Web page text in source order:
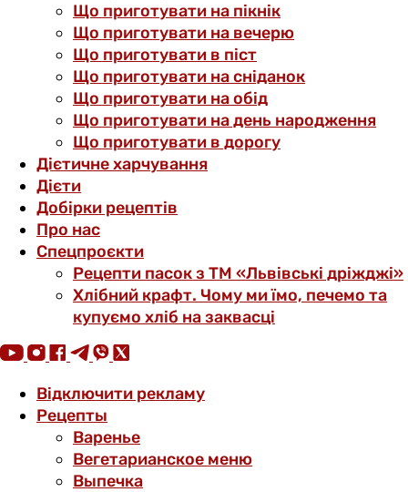
Що приготувати на пікнік
Що приготувати на вечерю
Що приготувати в піст
Що приготувати на сніданок
Що приготувати на обід
Що приготувати на день народження
Що приготувати в дорогу
Дієтичне харчування
Дієти
Добірки рецептів
Про нас
Спецпроєкти
Рецепти пасок з ТМ «Львівські дріжджі»
Хлібний крафт. Чому ми їмо, печемо та
купуємо хліб на заквасці
Відключити рекламу
Рецепты
Варенье
Вегетарианское меню
Выпечка